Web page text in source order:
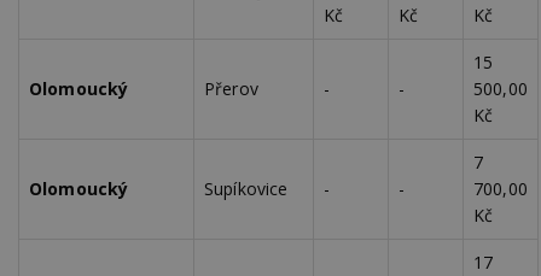
Kč
Kč
Kč
Olomoucký Přerov - -
15
500,00
Kč
Olomoucký Supíkovice - -
7
700,00
Kč
17
Casale Media
2 měsíce 4
.doubleclick.net